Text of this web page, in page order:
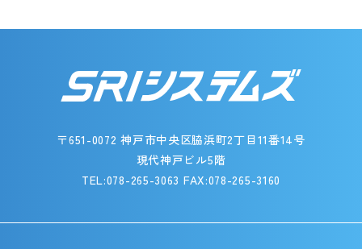
〒651-0072 神戸市中央区脇浜町2丁目11番14号
現代神戸ビル5階
TEL:078-265-3063 FAX:078-265-3160